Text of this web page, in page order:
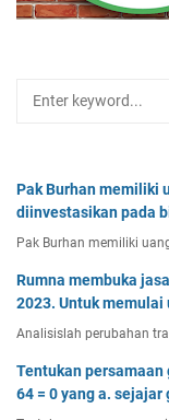
Pak Burhan memiliki
diinvestasikan pada
Pak Burhan memiliki
Rumna membuka
2023. Untuk memulai
Analisislah perubahan
Tentukan persamaan
64 = 0 yang a. sejajar